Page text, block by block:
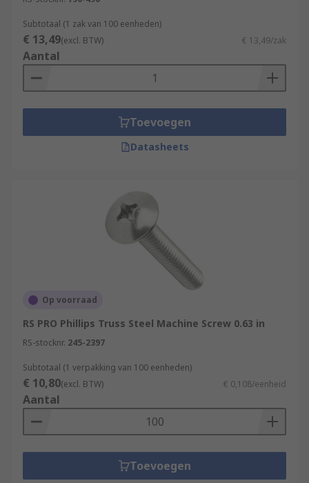
Subtotaal (1 zak van 100 eenheden)
€ 13,49(excl. BTW) € 13,49/zak
Aantal
Toevoegen
Datasheets
Op voorraad
RS PRO Phillips Truss Steel Machine Screw 0.63 in
RS-stocknr. 245-2397
Subtotaal (1 verpakking van 100 eenheden)
€ 10,80(excl. BTW) € 0,108/eenheid
Aantal
Toevoegen